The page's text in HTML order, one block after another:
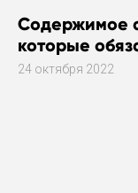
Содержимое
которые
24 октября 2022